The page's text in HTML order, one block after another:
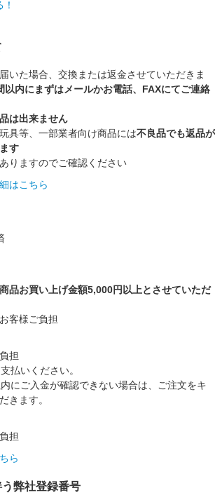
いた場合、交換または返金させていただきま
以内にまずはメールかお電話、FAXにてご連絡
は出来ません
具等、一部業者向け商品には不良品でも返品が
す
りますのでご確認ください
はこちら
品お買い上げ金額5,000円以上とさせていただ
客様ご負担
担
払いください。
にご入金が確認できない場合は、ご注文をキ
きます。
担
ら
弊社登録番号